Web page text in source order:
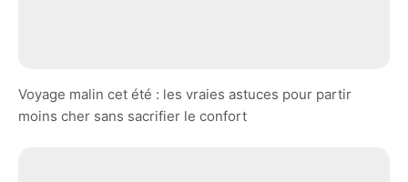
Voyage malin cet été : les vraies astuces pour partir
moins cher sans sacrifier le confort